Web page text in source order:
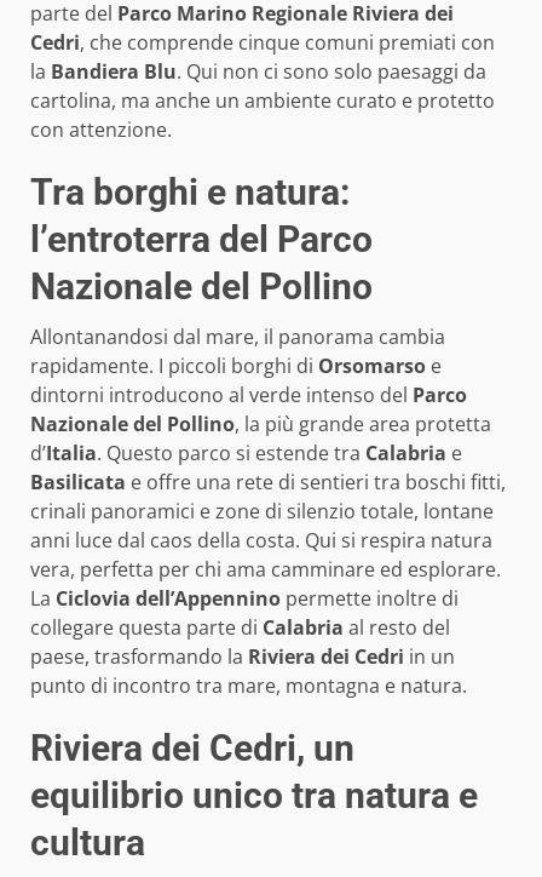
parte del Parco Marino Regionale Riviera dei
Cedri, che comprende cinque comuni premiati con
la Bandiera Blu. Qui non ci sono solo paesaggi da
cartolina, ma anche un ambiente curato e protetto
con attenzione.
Tra borghi e natura:
l’entroterra del Parco
Nazionale del Pollino
Allontanandosi dal mare, il panorama cambia
rapidamente. I piccoli borghi di Orsomarso e
dintorni introducono al verde intenso del Parco
Nazionale del Pollino, la più grande area protetta
d’Italia. Questo parco si estende tra Calabria e
Basilicata e offre una rete di sentieri tra boschi fitti,
crinali panoramici e zone di silenzio totale, lontane
anni luce dal caos della costa. Qui si respira natura
vera, perfetta per chi ama camminare ed esplorare.
La Ciclovia dell’Appennino permette inoltre di
collegare questa parte di Calabria al resto del
paese, trasformando la Riviera dei Cedri in un
punto di incontro tra mare, montagna e natura.
Riviera dei Cedri, un
equilibrio unico tra natura e
cultura